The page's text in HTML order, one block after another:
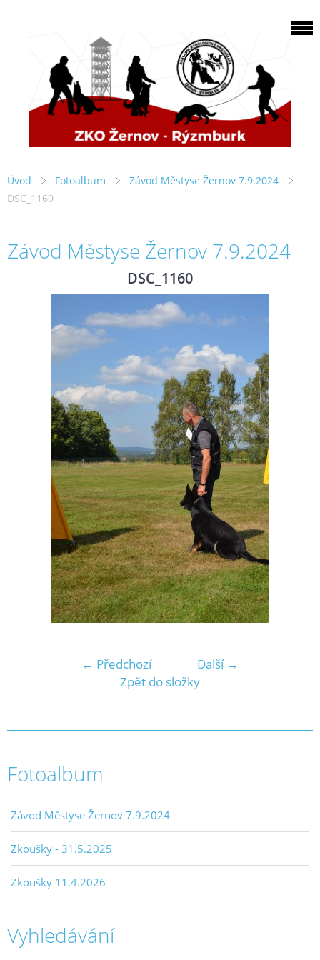
Úvod Fotoalbum
Závod Městyse Žernov 7.9.2024
DSC_1160
Závod Městyse Žernov 7.9.2024
DSC_1160
← Předchozí
Další →
Zpět do složky
Fotoalbum
Závod Městyse Žernov 7.9.2024
Zkoušky - 31.5.2025
Zkoušky 11.4.2026
Vyhledávání